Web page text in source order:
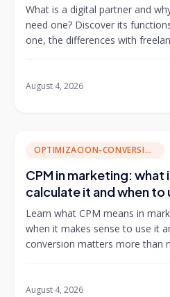
What is a digital partner and
need one? Discover its
one, the differences with
August 4, 2026
OPTIMIZACION-CONVERSION
CPM in marketing: what
calculate it and when to
Learn what CPM means in
when it makes sense to use it
conversion matters more than
August 4, 2026